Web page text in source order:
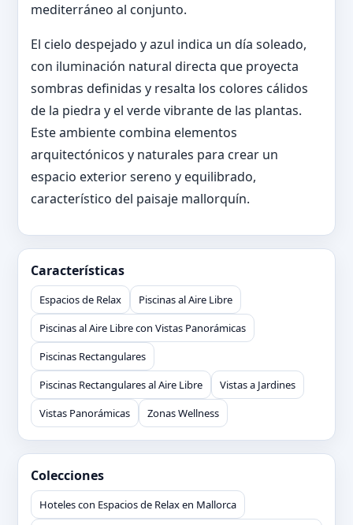
mediterráneo al conjunto.
El cielo despejado y azul indica un día soleado,
con iluminación natural directa que proyecta
sombras definidas y resalta los colores cálidos
de la piedra y el verde vibrante de las plantas.
Este ambiente combina elementos
arquitectónicos y naturales para crear un
espacio exterior sereno y equilibrado,
característico del paisaje mallorquín.
Características
Espacios de Relax
Piscinas al Aire Libre
Piscinas al Aire Libre con Vistas Panorámicas
Piscinas Rectangulares
Piscinas Rectangulares al Aire Libre
Vistas a Jardines
Vistas Panorámicas
Zonas Wellness
Colecciones
Hoteles con Espacios de Relax en Mallorca